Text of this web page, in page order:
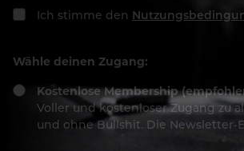
Ich stimme den
Wähle deinen Zugang:
Kostenlose Membership
Voller und kostenloser Zugang zu
und ohne Bullshit. Die